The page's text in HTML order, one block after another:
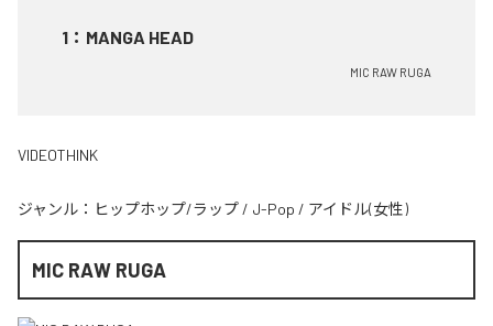
1 ： MANGA HEAD
MIC RAW RUGA
VIDEOTHINK
ジャンル： ヒップホップ/ラップ / J-Pop / アイドル(女性)
MIC RAW RUGA